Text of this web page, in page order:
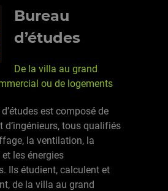
Bureau
d’études
De la villa au grand
ou de logements
est composé de
d’ingénieurs, tous qualifiés
la ventilation, la
les énergies
Ils étudient, calculent et
de la villa au grand